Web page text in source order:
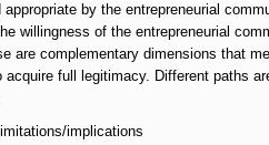
appropriate by the entrepreneurial
willingness of the entrepreneurial
are complementary dimensions that
acquire full legitimacy. Different paths
implications